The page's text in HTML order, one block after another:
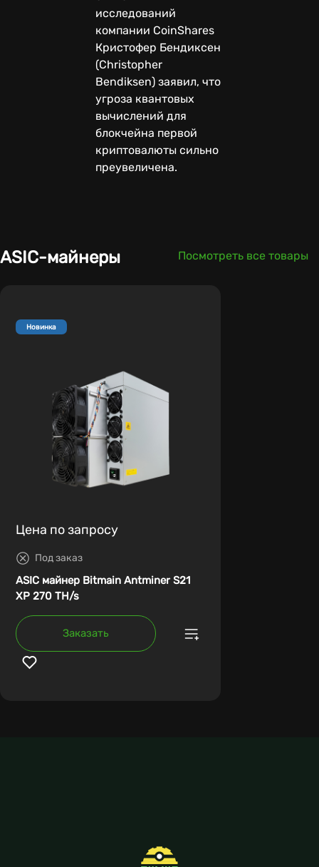
исследований
компании CoinShares
Кристофер Бендиксен
(Christopher
Bendiksen) заявил, что
угроза квантовых
вычислений для
блокчейна первой
криптовалюты сильно
преувеличена.
ASIC-майнеры Посмотреть все товары
Новинка
Цена по запросу
Под заказ
ASIC майнер Bitmain Antminer S21
XP 270 TH/s
Заказать